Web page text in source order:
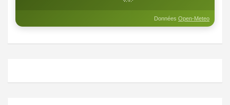
Données Open-Meteo